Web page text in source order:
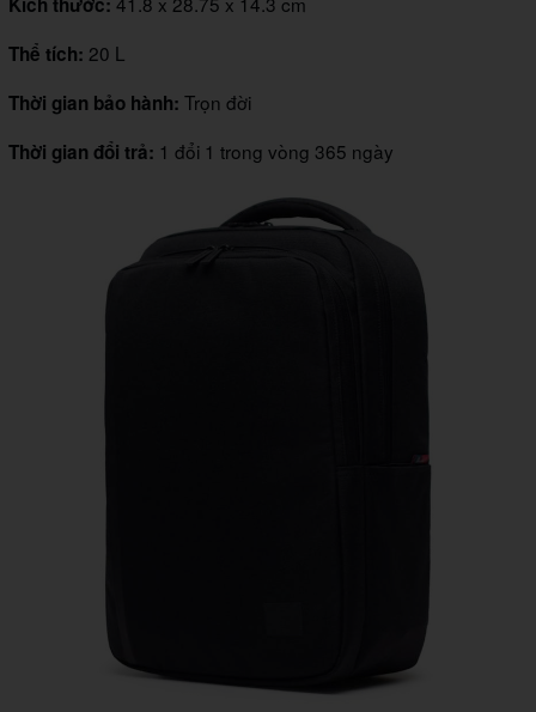
Thể tích: 20 L
Thời gian bảo hành: Trọn đời
Thời gian đổi trả: 1 đổi 1 trong vòng 365 ngày